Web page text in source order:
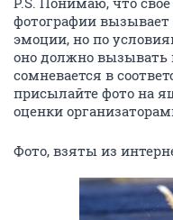
фотографии
эмоции, но по
оно должно вызывать
сомневается в
присылайте фото на
оценки
Фото, взяты из